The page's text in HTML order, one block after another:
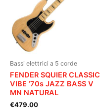
Bassi elettrici a 5 corde
FENDER SQUIER CLASSIC
VIBE ’70s JAZZ BASS V
MN NATURAL
€479.00